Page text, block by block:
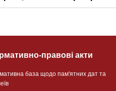
правові акти
база щодо пам'ятних дат та